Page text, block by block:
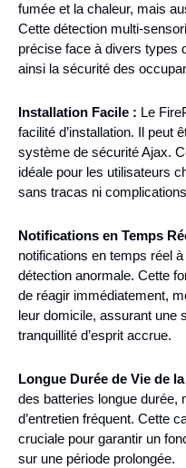
fumée et la chaleur, mais
Cette détection multi-
précise face à divers types
ainsi la sécurité des
Installation Facile : Le
facilité d’installation. Il peut
système de sécurité Ajax.
idéale pour les utilisateurs
sans tracas ni
Notifications en Temps
notifications en temps réel
détection anormale. Cette
de réagir immédiatement,
leur domicile, assurant une
tranquillité d’esprit accrue.
Longue Durée de Vie de
des batteries longue durée,
d’entretien fréquent. Cette
cruciale pour garantir un
sur une période prolongée.